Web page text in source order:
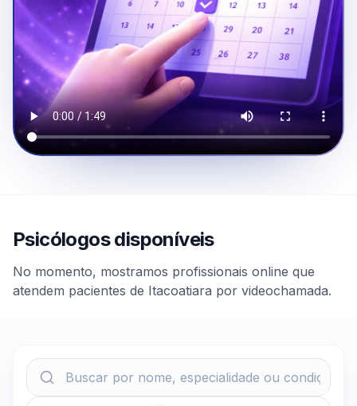
Psicólogos disponíveis
No momento, mostramos profissionais online que
atendem pacientes de Itacoatiara por videochamada.